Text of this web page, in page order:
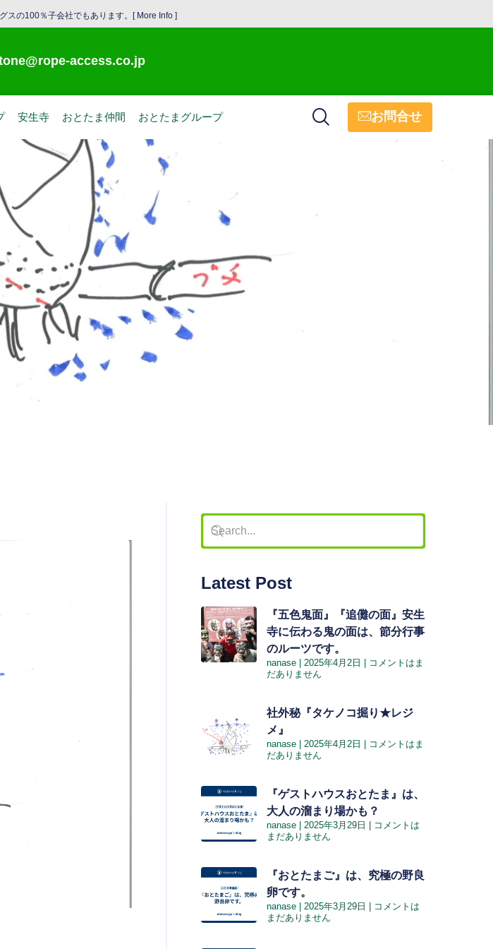
スの100％子会社でもあります。[ More Info ]
access.co.jp
安生寺 おとたま仲間 おとたまグループ お問合せ
Latest Post
『五色鬼面』『追儺の面』安生
寺に伝わる鬼の面は、節分行事
のルーツです。
nanase 2025年4月2日
コメントはま
だありません
社外秘『タケノコ掘り★レジ
メ』
nanase 2025年4月2日
コメントはま
だありません
『ゲストハウスおとたま』は、
大人の溜まり場かも？
nanase 2025年3月29日
コメントは
まだありません
『おとたまご』は、究極の野良
卵です。
nanase 2025年3月29日
コメントは
まだありません